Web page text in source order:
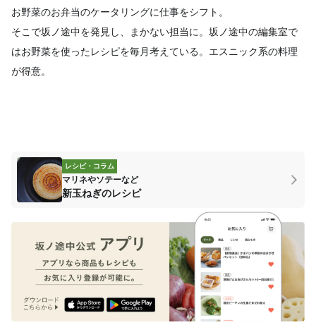
お野菜のお弁当のケータリングに仕事をシフト。
そこで坂ノ途中を発見し、まかない担当に。坂ノ途中の編集室で
はお野菜を使ったレシピを毎月考えている。エスニック系の料理
が得意。
レシピ・コラム
マリネやソテーなど
新玉ねぎのレシピ